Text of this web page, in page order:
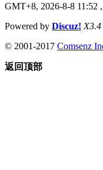
GMT+8, 2026-8-8 11:52
Powered by Discuz! X3.4
© 2001-2017 Comsenz
返回顶部